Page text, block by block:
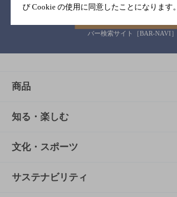
バー検索サイト［BAR-NAVI］
商品
商品TOP
商品一覧
商品発売情報
知る・楽しむ
知る・楽しむTOP
キャンペーン
文化・スポーツ
文化・スポーツTOP
サステナビリティ
び Cookie の使用に同意したことになります。